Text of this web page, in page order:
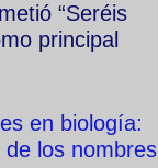
“Seréis
principal
en biología:
de los nombres